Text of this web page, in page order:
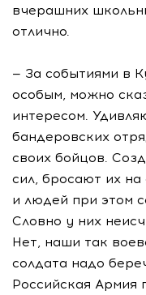
вчерашних
отлично.
— За событиями в
особым, можно
интересом.
бандеровских
своих бойцов.
сил, бросают их
и людей при этом
Словно у них
Нет, наши так
солдата надо
Российская Армия